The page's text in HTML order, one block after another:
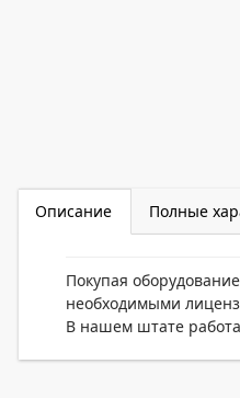
Описание Полные
Покупая
необходимыми
В нашем штате